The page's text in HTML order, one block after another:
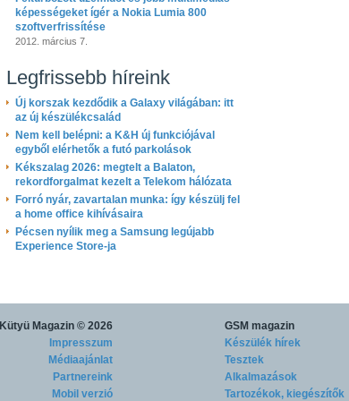
képességeket ígér a Nokia Lumia 800
szoftverfrissítése
2012. március 7.
Legfrissebb híreink
Új korszak kezdődik a Galaxy világában: itt
az új készülékcsalád
Nem kell belépni: a K&H új funkciójával
egyből elérhetők a futó parkolások
Kékszalag 2026: megtelt a Balaton,
rekordforgalmat kezelt a Telekom hálózata
Forró nyár, zavartalan munka: így készülj fel
a home office kihívásaira
Pécsen nyílik meg a Samsung legújabb
Experience Store-ja
Kütyü Magazin © 2026
Impresszum
Médiaajánlat
Partnereink
Mobil verzió
GSM magazin
Készülék hírek
Tesztek
Alkalmazások
Tartozékok, kiegészítők